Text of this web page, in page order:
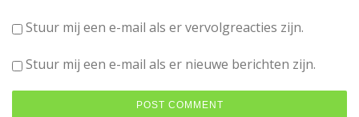
Stuur mij een e-mail als er vervolgreacties zijn.
Stuur mij een e-mail als er nieuwe berichten zijn.